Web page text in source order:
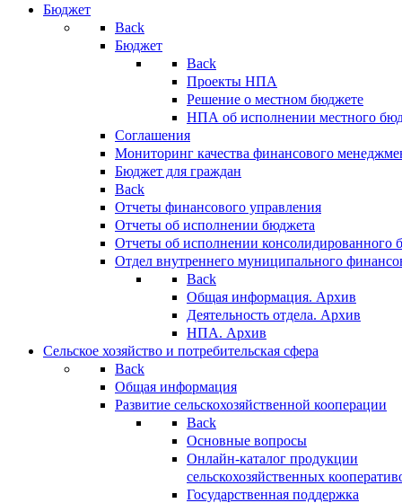
Бюджет
Back
Бюджет
Back
Проекты НПА
Решение о местном бюджете
НПА об исполнении местного
Соглашения
Мониторинг качества финансового
Бюджет для граждан
Back
Отчеты финансового управления
Отчеты об исполнении бюджета
Отчеты об исполнении консолидированного
Отдел внутреннего муниципального
Back
Общая информация. Архив
Деятельность отдела. Архив
НПА. Архив
Сельское хозяйство и потребительская сфера
Back
Общая информация
Развитие сельскохозяйственной кооперации
Back
Основные вопросы
Онлайн-каталог продукции
сельскохозяйственных
Государственная поддержка